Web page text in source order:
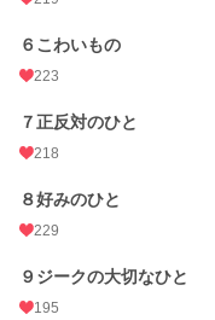
初回完結日時 2023.02.23 19:45
累計ポイント
６こわいもの
223
７正反対のひと
218
８好みのひと
229
９ジークの大切なひと
195